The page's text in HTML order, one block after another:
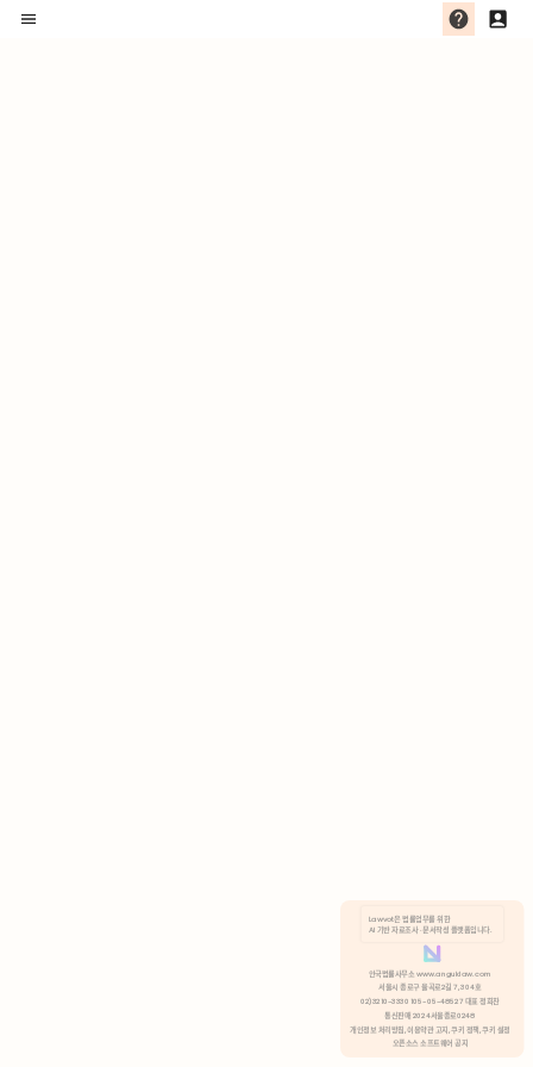
분석 쿠키 허용
Lawvot은 법률업무를 위한
AI 기반 자료조사 · 문서작성 플랫폼입니다.
안국법률사무소 www.anguklaw.com
서울시 종로구 율곡로2길 7, 304호
02)3210-3330 105-05-48527 대표 정희찬
통신판매 2024서울종로0248
개인정보 처리방침, 이용약관 고지, 쿠키 정책, 쿠키 설정
오픈소스 소프트웨어 공지